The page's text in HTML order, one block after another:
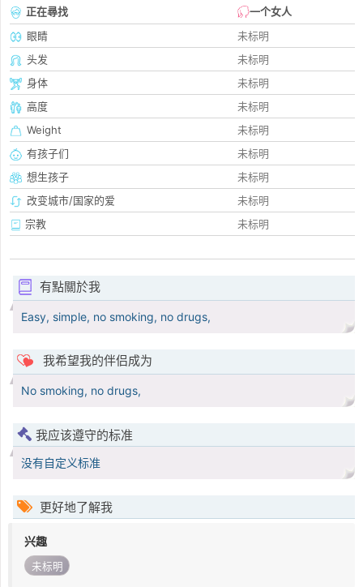
正在尋找
一个女人
眼睛
未标明
头发
未标明
身体
未标明
高度
未标明
Weight
未标明
有孩子们
未标明
想生孩子
未标明
改变城市/国家的爱
未标明
宗教
未标明
有點關於我
Easy, simple, no smoking, no drugs,
我希望我的伴侣成为
No smoking, no drugs,
我应该遵守的标准
没有自定义标准
更好地了解我
兴趣
未标明